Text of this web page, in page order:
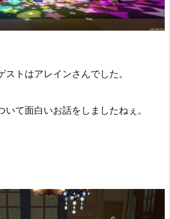
トはアレインさんでした。
て面白いお話をしましたねぇ。